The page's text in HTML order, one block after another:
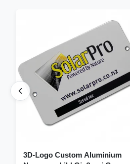
3D-Logo Custom Aluminium